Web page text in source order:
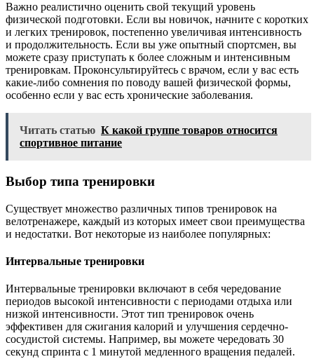
Важно реалистично оценить свой текущий уровень
физической подготовки. Если вы новичок, начните с коротких
и легких тренировок, постепенно увеличивая интенсивность
и продолжительность. Если вы уже опытный спортсмен, вы
можете сразу приступать к более сложным и интенсивным
тренировкам. Проконсультируйтесь с врачом, если у вас есть
какие-либо сомнения по поводу вашей физической формы,
особенно если у вас есть хронические заболевания.
Читать статью К какой группе товаров относится
спортивное питание
Выбор типа тренировки
Существует множество различных типов тренировок на
велотренажере, каждый из которых имеет свои преимущества
и недостатки. Вот некоторые из наиболее популярных:
Интервальные тренировки
Интервальные тренировки включают в себя чередование
периодов высокой интенсивности с периодами отдыха или
низкой интенсивности. Этот тип тренировок очень
эффективен для сжигания калорий и улучшения сердечно-
сосудистой системы. Например, вы можете чередовать 30
секунд спринта с 1 минутой медленного вращения педалей.